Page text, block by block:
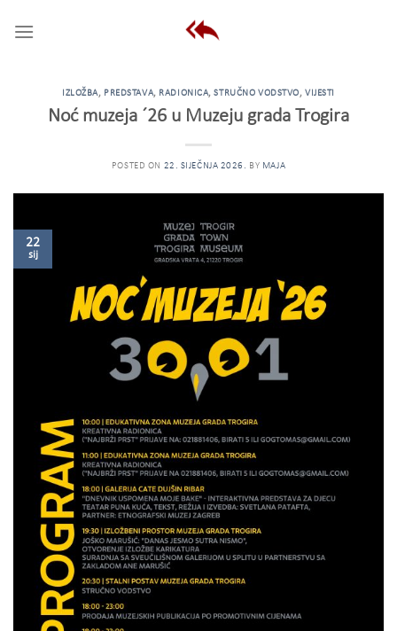
IZLOŽBA, PREDSTAVA, RADIONICA,STRUČNO VODSTVO, VIJESTI
Noć muzeja ´26 u Muzeju grada Trogira
POSTED ON 22. SIJEČNJA 2026. BY MAJA
22
sij